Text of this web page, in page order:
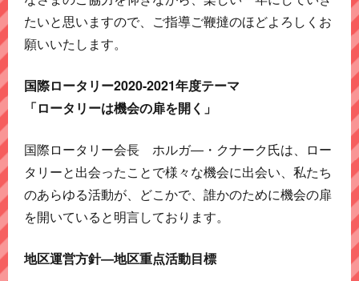
たいと思いますので、ご指導ご鞭撻のほどよろしくお
願いいたします。
国際ロータリー2020-2021年度テーマ
「ロータリーは機会の扉を開く」
国際ロータリー会長 ホルガ―・クナーク氏は、ロー
タリーと出会ったことで様々な機会に出会い、私たち
のあらゆる活動が、どこかで、誰かのために機会の扉
を開いていると明言しております。
地区運営方針―地区重点活動目標